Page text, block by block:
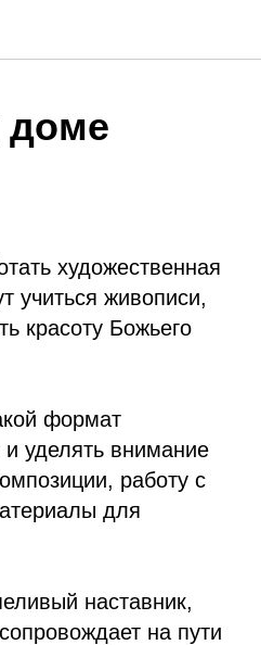
доме
художественная
учиться живописи,
красоту Божьего
формат
уделять внимание
работу с
для
наставник,
на пути